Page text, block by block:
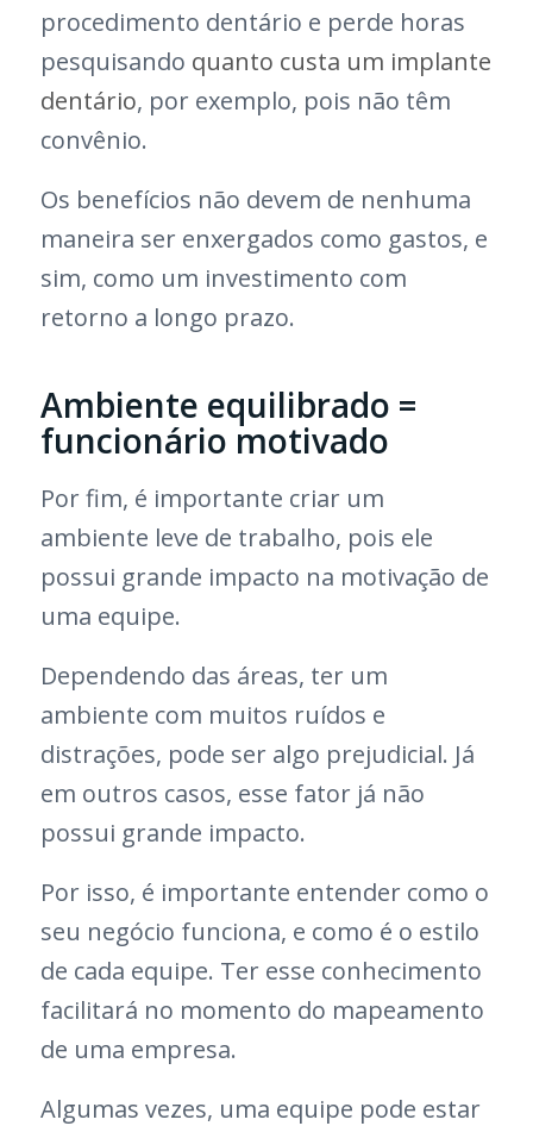
procedimento dentário e perde horas
pesquisando quanto custa um implante
dentário, por exemplo, pois não têm
convênio.
Os benefícios não devem de nenhuma
maneira ser enxergados como gastos, e
sim, como um investimento com
retorno a longo prazo.
Ambiente equilibrado =
funcionário motivado
Por fim, é importante criar um
ambiente leve de trabalho, pois ele
possui grande impacto na motivação de
uma equipe.
Dependendo das áreas, ter um
ambiente com muitos ruídos e
distrações, pode ser algo prejudicial. Já
em outros casos, esse fator já não
possui grande impacto.
Por isso, é importante entender como o
seu negócio funciona, e como é o estilo
de cada equipe. Ter esse conhecimento
facilitará no momento do mapeamento
de uma empresa.
Algumas vezes, uma equipe pode estar